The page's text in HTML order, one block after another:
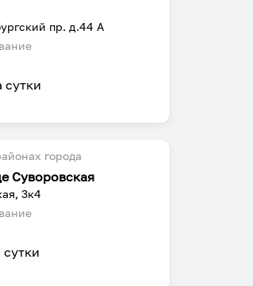
пр. д.44 А
сутки
города
Суворовская
3к4
сутки